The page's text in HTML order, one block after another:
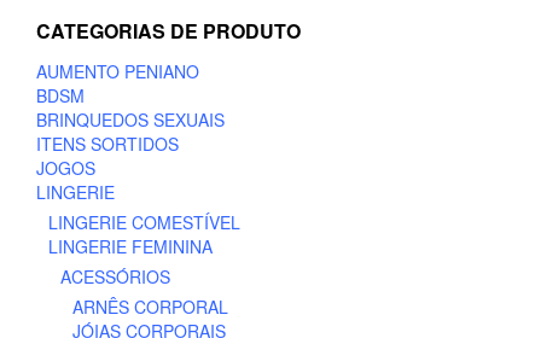
options
be
on
the
CATEGORIAS DE PRODUTO
AUMENTO PENIANO
BDSM
BRINQUEDOS SEXUAIS
ITENS SORTIDOS
JOGOS
LINGERIE
LINGERIE COMESTÍVEL
LINGERIE FEMININA
ACESSÓRIOS
ARNÊS CORPORAL
JÓIAS CORPORAIS